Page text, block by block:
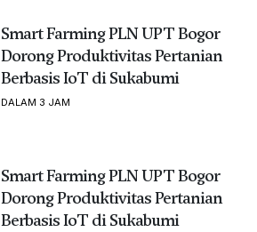
Smart Farming PLN UPT Bogor
Dorong Produktivitas Pertanian
Berbasis IoT di Sukabumi
DALAM 3 JAM
Smart Farming PLN UPT Bogor
Dorong Produktivitas Pertanian
Berbasis IoT di Sukabumi